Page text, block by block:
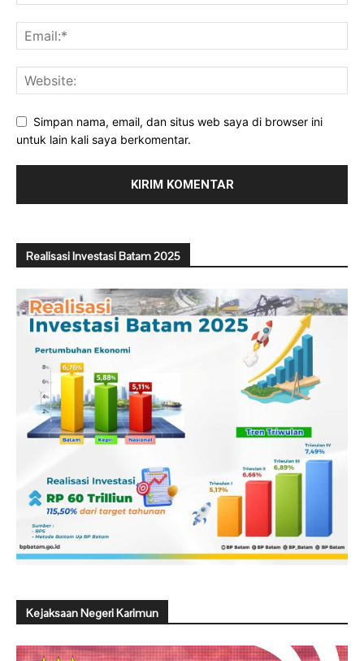
Simpan nama, email, dan situs web saya di browser ini
untuk lain kali saya berkomentar.
Realisasi Investasi Batam 2025
Kejaksaan Negeri Karimun